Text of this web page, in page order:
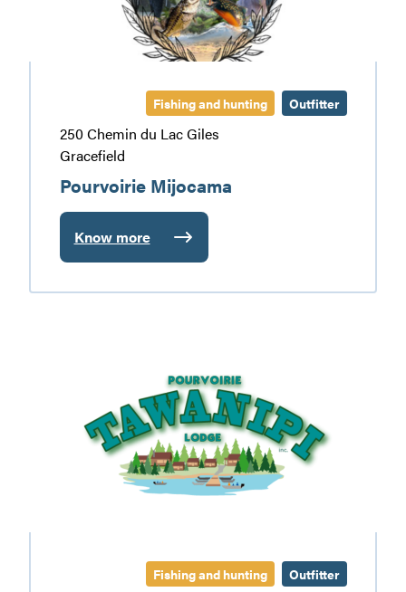
Fishing and hunting Outfitter
250 Chemin du Lac Giles
Gracefield
Pourvoirie Mijocama
Know more
:
Pourvoirie
Mijocama
Fishing and hunting Outfitter